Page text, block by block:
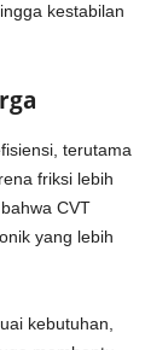
kestabilan
terutama
friksi lebih
CVT
yang lebih
kebutuhan,